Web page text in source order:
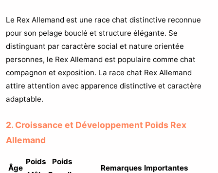
Le Rex Allemand est une race chat distinctive reconnue
pour son pelage bouclé et structure élégante. Se
distinguant par caractère social et nature orientée
personnes, le Rex Allemand est populaire comme chat
compagnon et exposition. La race chat Rex Allemand
attire attention avec apparence distinctive et caractère
adaptable.
2. Croissance et Développement Poids Rex
Allemand
Âge
Poids
Poids
Remarques Importantes